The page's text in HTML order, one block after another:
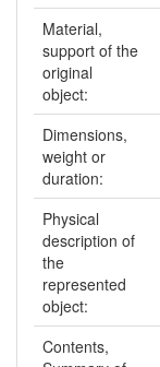
Material,
support of the
original
object:
Dimensions,
weight or
duration:
Physical
description of
the
represented
object:
Contents,